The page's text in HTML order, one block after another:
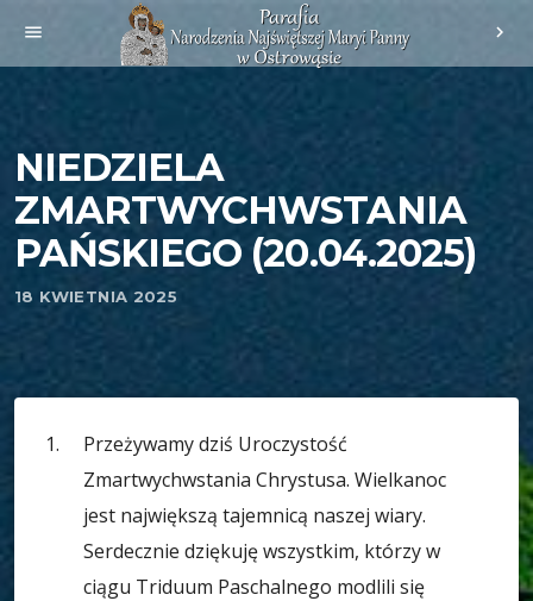
menu chevron_right
NIEDZIELA
ZMARTWYCHWSTANIA
PAŃSKIEGO (20.04.2025)
18 KWIETNIA 2025
Przeżywamy dziś Uroczystość
Zmartwychwstania Chrystusa. Wielkanoc
jest największą tajemnicą naszej wiary.
Serdecznie dziękuję wszystkim, którzy w
ciągu Triduum Paschalnego modlili się